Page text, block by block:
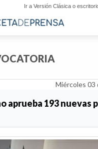
Ir a Versión Clásica o
Miércoles 03
aprueba 193 nuevas